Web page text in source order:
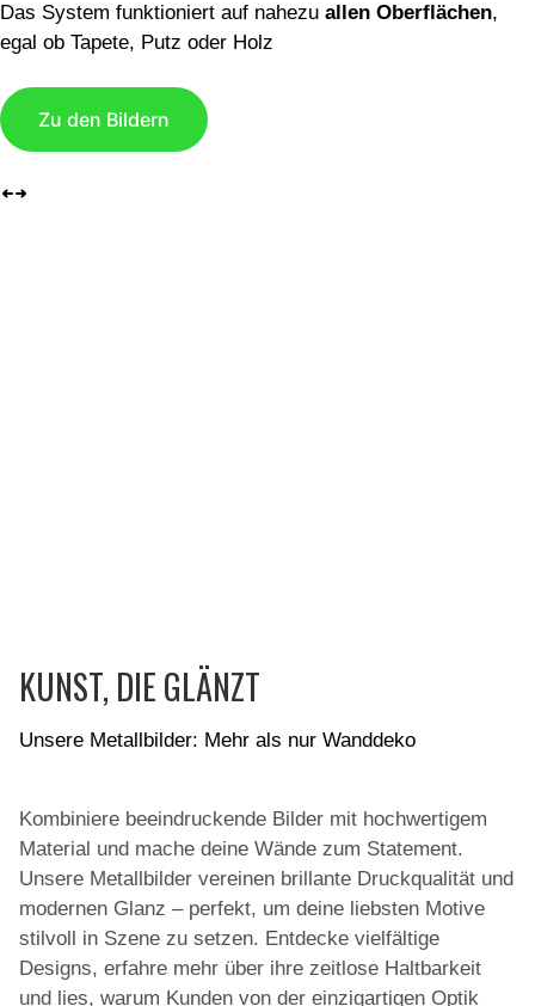
Das System funktioniert auf nahezu allen Oberflächen,
egal ob Tapete, Putz oder Holz
Zu den Bildern
KUNST, DIE GLÄNZT
Unsere Metallbilder: Mehr als nur Wanddeko
Kombiniere beeindruckende Bilder mit hochwertigem
Material und mache deine Wände zum Statement.
Unsere Metallbilder vereinen brillante Druckqualität und
modernen Glanz – perfekt, um deine liebsten Motive
stilvoll in Szene zu setzen. Entdecke vielfältige
Designs, erfahre mehr über ihre zeitlose Haltbarkeit
und lies, warum Kunden von der einzigartigen Optik